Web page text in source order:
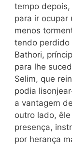
tempo
para ir ocupar
menos
tendo perdido
Bathori,
para lhe
Selim, que
podia
a vantagem
outro lado,
presença,
por herança